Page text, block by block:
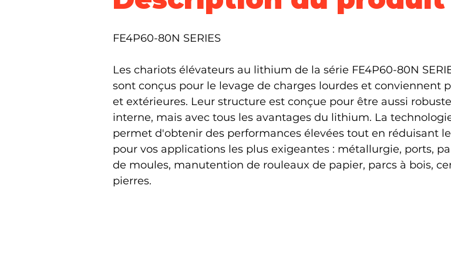
FE4P60-80N SERIES
Les chariots élévateurs au lithium de la série FE4P60-80N
sont conçus pour le levage de charges lourdes et
et extérieures. Leur structure est conçue pour être aussi
interne, mais avec tous les avantages du lithium. La
permet d'obtenir des performances élevées tout en réduisant
pour vos applications les plus exigeantes : métallurgie, ports,
de moules, manutention de rouleaux de papier, parcs à bois,
pierres.